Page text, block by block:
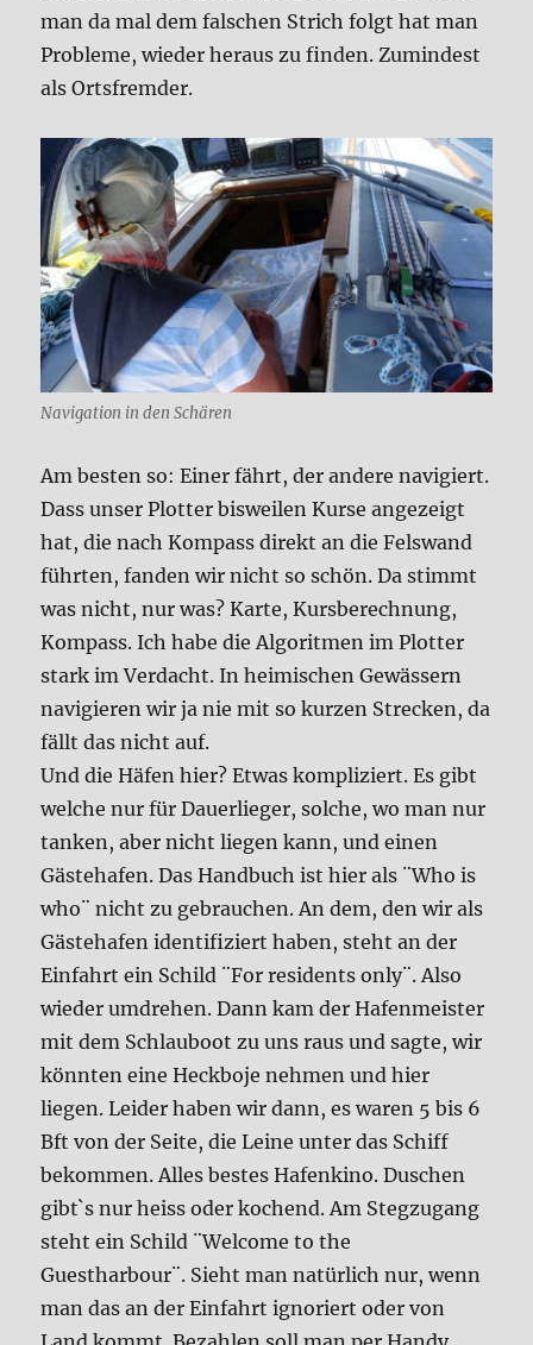
man da mal dem falschen Strich folgt hat man
Probleme, wieder heraus zu finden. Zumindest
als Ortsfremder.
Navigation in den Schären
Am besten so: Einer fährt, der andere navigiert.
Dass unser Plotter bisweilen Kurse angezeigt
hat, die nach Kompass direkt an die Felswand
führten, fanden wir nicht so schön. Da stimmt
was nicht, nur was? Karte, Kursberechnung,
Kompass. Ich habe die Algoritmen im Plotter
stark im Verdacht. In heimischen Gewässern
navigieren wir ja nie mit so kurzen Strecken, da
fällt das nicht auf.
Und die Häfen hier? Etwas kompliziert. Es gibt
welche nur für Dauerlieger, solche, wo man nur
tanken, aber nicht liegen kann, und einen
Gästehafen. Das Handbuch ist hier als ¨Who is
who¨ nicht zu gebrauchen. An dem, den wir als
Gästehafen identifiziert haben, steht an der
Einfahrt ein Schild ¨For residents only¨. Also
wieder umdrehen. Dann kam der Hafenmeister
mit dem Schlauboot zu uns raus und sagte, wir
könnten eine Heckboje nehmen und hier
liegen. Leider haben wir dann, es waren 5 bis 6
Bft von der Seite, die Leine unter das Schiff
bekommen. Alles bestes Hafenkino. Duschen
gibt`s nur heiss oder kochend. Am Stegzugang
steht ein Schild ¨Welcome to the
Guestharbour¨. Sieht man natürlich nur, wenn
man das an der Einfahrt ignoriert oder von